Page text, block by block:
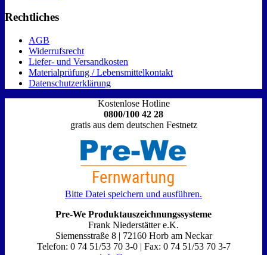
Rechtliches
AGB
Widerrufsrecht
Liefer- und Versandkosten
Materialprüfung / Lebensmittelkontakt
Datenschutzerklärung
Kostenlose Hotline
0800/100 42 28
gratis aus dem deutschen Festnetz
Bitte Datei speichern und ausführen.
Pre-We Produktauszeichnungssysteme
Frank Niederstätter e.K.
Siemensstraße 8 | 72160 Horb am Neckar
Telefon: 0 74 51/53 70 3-0 | Fax: 0 74 51/53 70 3-7